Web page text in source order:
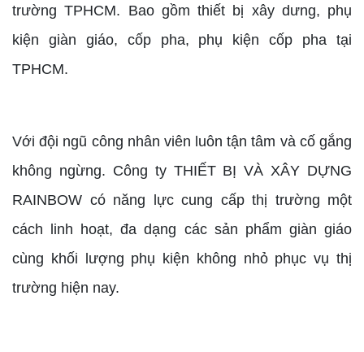
trường TPHCM. Bao gồm thiết bị xây dưng, phụ
kiện giàn giáo, cốp pha, phụ kiện cốp pha tại
TPHCM.
Với đội ngũ công nhân viên luôn tận tâm và cố gắng
không ngừng. Công ty THIẾT BỊ VÀ XÂY DỰNG
RAINBOW có năng lực cung cấp thị trường một
cách linh hoạt, đa dạng các sản phẩm giàn giáo
cùng khối lượng phụ kiện không nhỏ phục vụ thị
trường hiện nay.